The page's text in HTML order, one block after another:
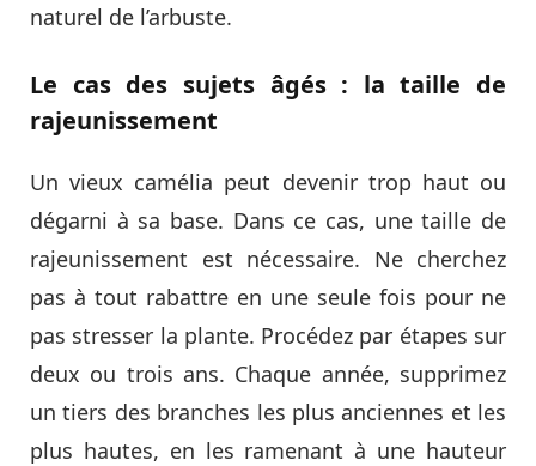
naturel de l’arbuste.
Le cas des sujets âgés : la taille de
rajeunissement
Un vieux camélia peut devenir trop haut ou
dégarni à sa base. Dans ce cas, une taille de
rajeunissement est nécessaire. Ne cherchez
pas à tout rabattre en une seule fois pour ne
pas stresser la plante. Procédez par étapes sur
deux ou trois ans. Chaque année, supprimez
un tiers des branches les plus anciennes et les
plus hautes, en les ramenant à une hauteur